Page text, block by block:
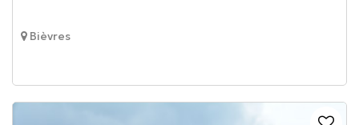
Bièvres